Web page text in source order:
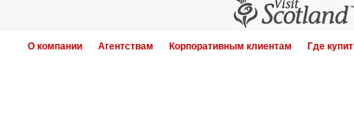
О компании Агентствам Корпоративным клиентам Где